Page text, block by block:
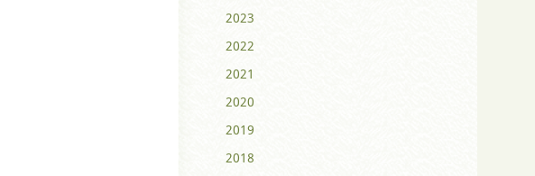
2023
2022
2021
2020
2019
2018